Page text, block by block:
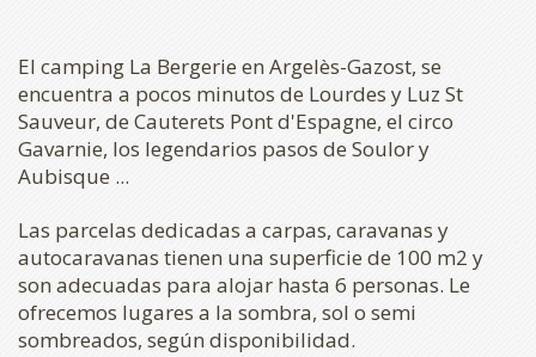
El camping La Bergerie en Argelès-Gazost, se
encuentra a pocos minutos de Lourdes y Luz St
Sauveur, de Cauterets Pont d'Espagne, el circo
Gavarnie, los legendarios pasos de Soulor y
Aubisque ...
Las parcelas dedicadas a carpas, caravanas y
autocaravanas tienen una superficie de 100 m2 y
son adecuadas para alojar hasta 6 personas. Le
ofrecemos lugares a la sombra, sol o semi
sombreados, según disponibilidad.